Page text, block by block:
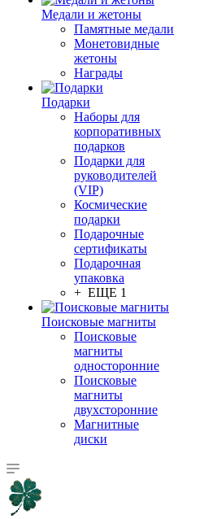
Медали и жетоны
Памятные медали
Монетовидные
жетоны
Награды
Подарки
Наборы для
корпоративных
подарков
Подарки для
руководителей
(VIP)
Космические
подарки
Подарочные
сертификаты
Подарочная
упаковка
+ ЕЩЕ 1
Поисковые магниты
Поисковые
магниты
односторонние
Поисковые
магниты
двухсторонние
Магнитные
диски